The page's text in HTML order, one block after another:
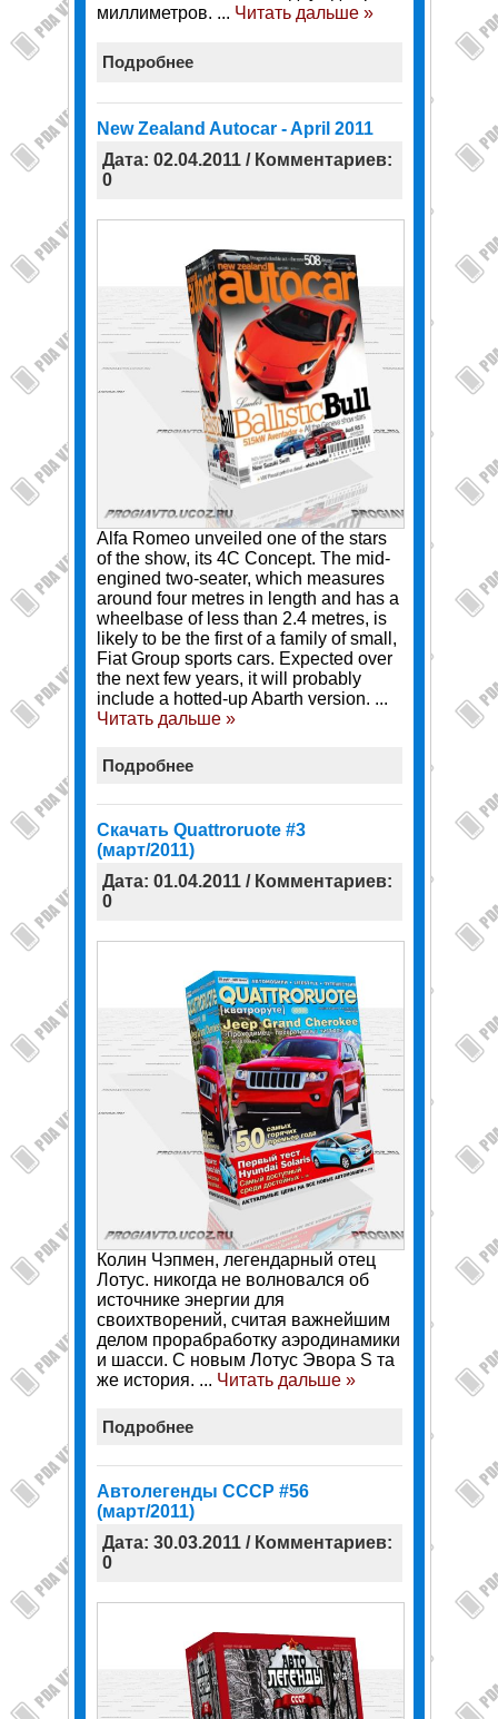
миллиметров. ... Читать дальше »
Подробнее
New Zealand Autocar - April 2011
Дата: 02.04.2011 / Комментариев:
0
Alfa Romeo unveiled one of the stars
of the show, its 4C Concept. The mid-
engined two-seater, which measures
around four metres in length and has a
wheelbase of less than 2.4 metres, is
likely to be the first of a family of small,
Fiat Group sports cars. Expected over
the next few years, it will probably
include a hotted-up Abarth version. ...
Читать дальше »
Подробнее
Cкачать Quattroruote #3
(март/2011)
Дата: 01.04.2011 / Комментариев:
0
Колин Чэпмен, легендарный отец
Лотус. никогда не волновался об
источнике энергии для
своихтворений, считая важнейшим
делом прорабработку аэродинамики
и шасси. С новым Лотус Эвора S та
же история. ... Читать дальше »
Подробнее
Автолегенды СССР #56
(март/2011)
Дата: 30.03.2011 / Комментариев:
0